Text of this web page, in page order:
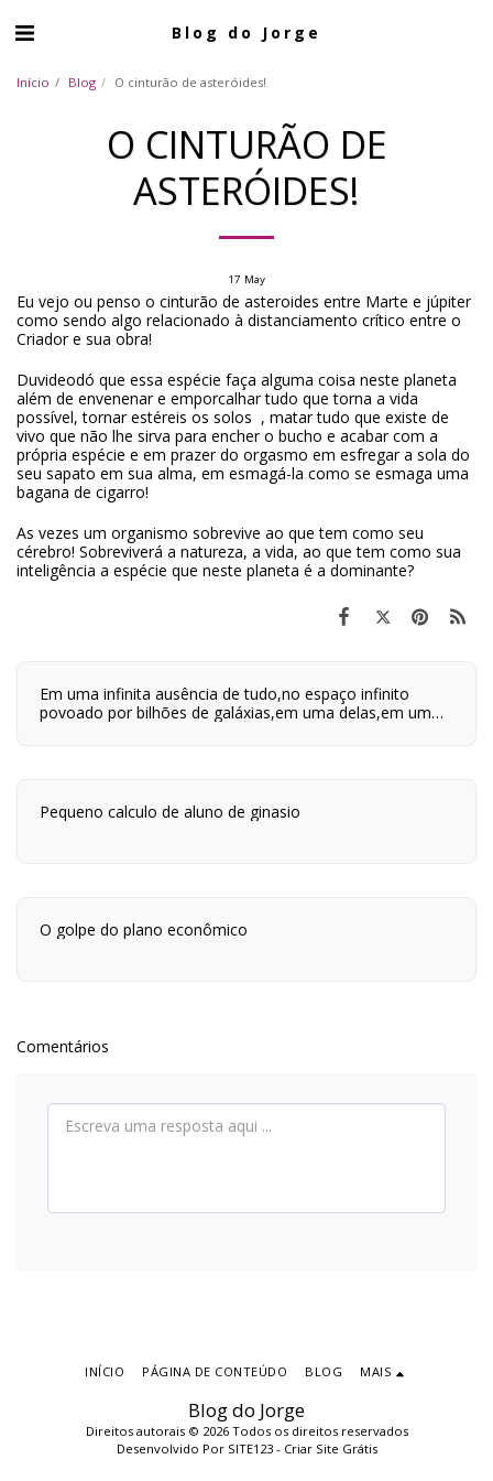
Blog do Jorge
Início Blog O cinturão de asteróides!
O CINTURÃO DE
ASTERÓIDES!
17 May
Eu vejo ou penso o cinturão de asteroides entre Marte e júpiter
como sendo algo relacionado à distanciamento crítico entre o
Criador e sua obra!
Duvideodó que essa espécie faça alguma coisa neste planeta
além de envenenar e emporcalhar tudo que torna a vida
possível, tornar estéreis os solos , matar tudo que existe de
vivo que não lhe sirva para encher o bucho e acabar com a
própria espécie e em prazer do orgasmo em esfregar a sola do
seu sapato em sua alma, em esmagá-la como se esmaga uma
bagana de cigarro!
As vezes um organismo sobrevive ao que tem como seu
cérebro! Sobreviverá a natureza, a vida, ao que tem como sua
inteligência a espécie que neste planeta é a dominante?
Em uma infinita ausência de tudo,no espaço infinito
povoado por bilhões de galáxias,em uma delas,em um
Pequeno calculo de aluno de ginasio
O golpe do plano econômico
Comentários
Blog do Jorge
Direitos autorais © 2026 Todos os direitos reservados
Desenvolvido Por SITE123- Criar Site Grátis
INÍCIO PÁGINA DE CONTEÚDO BLOG MAIS